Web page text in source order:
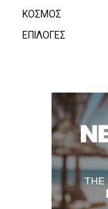
ΚΟΣΜΟΣ
ΕΠΙΛΟΓΕΣ